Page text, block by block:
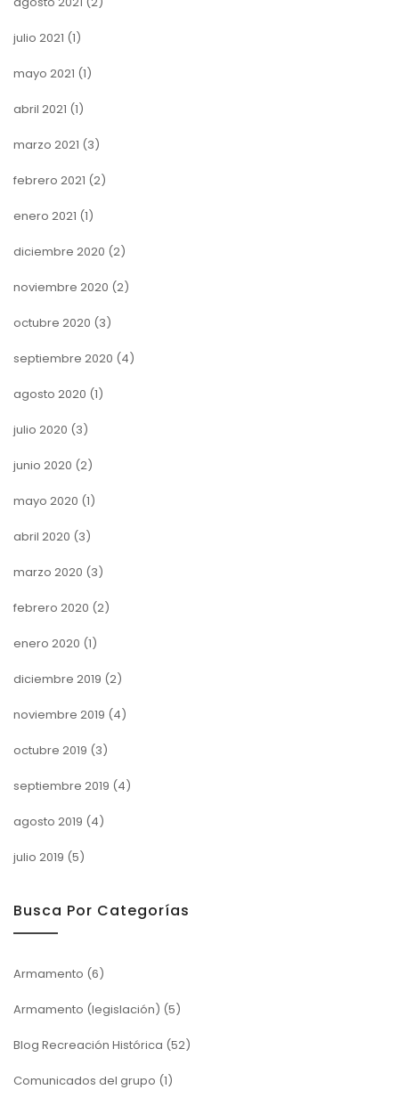
julio 2021 (1)
mayo 2021 (1)
abril 2021 (1)
marzo 2021 (3)
febrero 2021 (2)
enero 2021 (1)
diciembre 2020 (2)
noviembre 2020 (2)
octubre 2020 (3)
septiembre 2020 (4)
agosto 2020 (1)
julio 2020 (3)
junio 2020 (2)
mayo 2020 (1)
abril 2020 (3)
marzo 2020 (3)
febrero 2020 (2)
enero 2020 (1)
diciembre 2019 (2)
noviembre 2019 (4)
octubre 2019 (3)
septiembre 2019 (4)
agosto 2019 (4)
julio 2019 (5)
Busca Por Categorías
Armamento (6)
Armamento (legislación) (5)
Blog Recreación Histórica (52)
Comunicados del grupo (1)